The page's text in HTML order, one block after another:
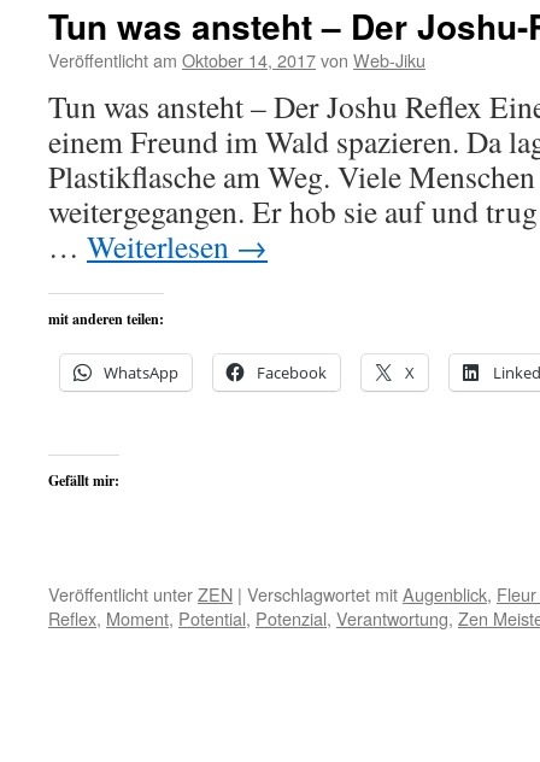
Tun was ansteht – Der Joshu-
Veröffentlicht am Oktober 14, 2017von Web-Jiku
Tun was ansteht – Der Joshu Reflex
einem Freund im Wald spazieren. Da
Plastikflasche am Weg. Viele
weitergegangen. Er hob sie auf und
… Weiterlesen →
mit anderen teilen:
WhatsApp Facebook X
Gefällt mir:
Veröffentlicht unterZEN | Verschlagwortet mitAugenblick,
Reflex, Moment, Potential, Potenzial, Verantwortung, Zen